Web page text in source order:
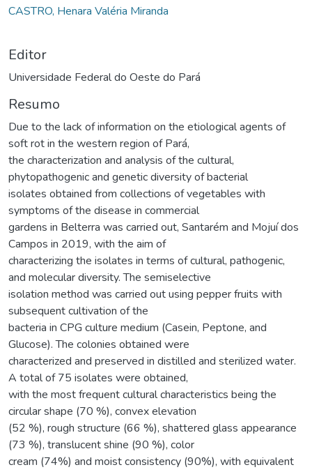
CASTRO, Henara Valéria Miranda
Editor
Universidade Federal do Oeste do Pará
Resumo
Due to the lack of information on the etiological agents of
soft rot in the western region of Pará,
the characterization and analysis of the cultural,
phytopathogenic and genetic diversity of bacterial
isolates obtained from collections of vegetables with
symptoms of the disease in commercial
gardens in Belterra was carried out, Santarém and Mojuí dos
Campos in 2019, with the aim of
characterizing the isolates in terms of cultural, pathogenic,
and molecular diversity. The semiselective
isolation method was carried out using pepper fruits with
subsequent cultivation of the
bacteria in CPG culture medium (Casein, Peptone, and
Glucose). The colonies obtained were
characterized and preserved in distilled and sterilized water.
A total of 75 isolates were obtained,
with the most frequent cultural characteristics being the
circular shape (70 %), convex elevation
(52 %), rough structure (66 %), shattered glass appearance
(73 %), translucent shine (90 %), color
cream (74%) and moist consistency (90%), with equivalent